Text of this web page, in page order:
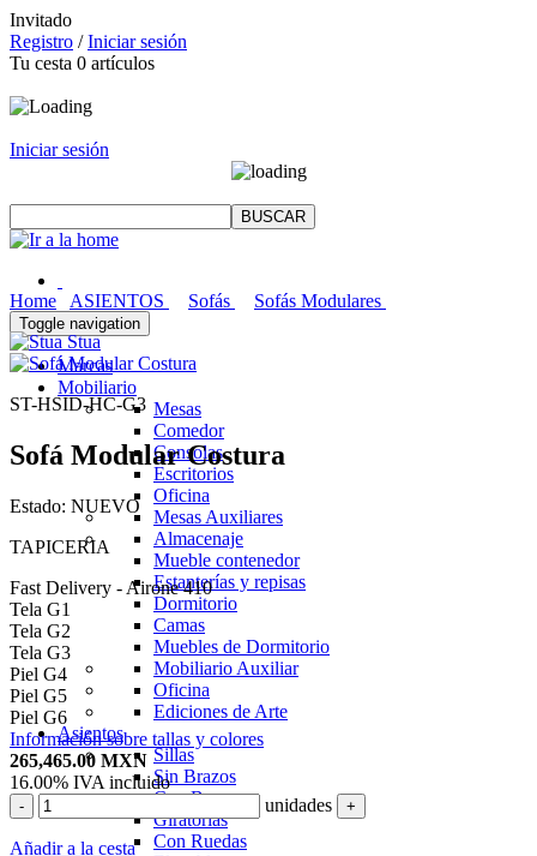
Invitado
Registro /Iniciar sesión
Tu cesta 0 artículos
Iniciar sesión
Toggle navigation
Marcas
Mobiliario
Mesas
Comedor
Consolas
Escritorios
Oficina
Mesas Auxiliares
Almacenaje
Mueble contenedor
Estanterías y repisas
Dormitorio
Camas
Muebles de Dormitorio
Mobiliario Auxiliar
Oficina
Ediciones de Arte
Asientos
Sillas
Sin Brazos
Con Brazos
Giratorias
Con Ruedas
Home ASIENTOS Sofás
Sofás Modulares
Stua
ST-HSID-HC-G3
Sofá Modular Costura
Estado: NUEVO
TAPICERIA
Fast Delivery - Airone 410
Tela G1
Tela G2
Tela G3
Piel G4
Piel G5
Piel G6
Información sobre tallas y colores
265,465.00 MXN
16.00% IVA incluido
- unidades +
Añadir a la cesta